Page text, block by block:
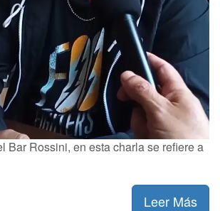
Bar Rossini, en esta charla se refiere a
Leer Más